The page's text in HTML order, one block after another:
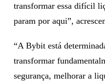
transformar essa difícil
param por aqui”,
“A Bybit está
transformar
segurança, melhorar a